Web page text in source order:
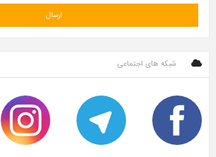
شبکه های اجتماعی